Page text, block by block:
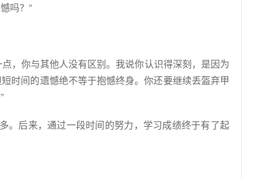
吗？”
，你与其他人没有区别。我说你认识得深刻，是因为
时间的遗憾绝不等于抱憾终身。你还要继续丢盔弃甲
。后来，通过一段时间的努力，学习成绩终于有了起